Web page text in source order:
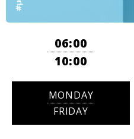
06:00
10:00
MONDAY
FRIDAY